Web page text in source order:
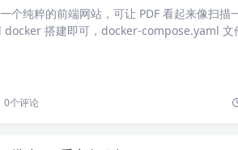
个纯粹的前端网站，可让 PDF 看起来像扫描
搭建即可，docker-compose.yaml 文
0个评论